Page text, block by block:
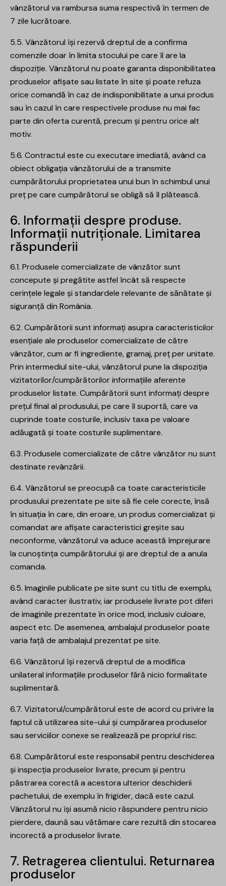
vânzătorul va rambursa suma respectivă în termen de
7 zile lucrătoare.
5.5. Vânzătorul își rezervă dreptul de a confirma
comenzile doar în limita stocului pe care îl are la
dispoziție. Vânzătorul nu poate garanta disponibilitatea
produselor afișate sau listate în site și poate refuza
orice comandă în caz de indisponibilitate a unui produs
sau în cazul în care respectivele produse nu mai fac
parte din oferta curentă, precum și pentru orice alt
motiv.
5.6. Contractul este cu executare imediată, având ca
obiect obligația vânzătorului de a transmite
cumpărătorului proprietatea unui bun în schimbul unui
preț pe care cumpărătorul se obligă să îl plătească.
6. Informații despre produse.
Informații nutriționale. Limitarea
răspunderii
6.1. Produsele comercializate de vânzător sunt
concepute și pregătite astfel încât să respecte
cerințele legale și standardele relevante de sănătate și
siguranță din România.
6.2. Cumpărătorii sunt informați asupra caracteristicilor
esențiale ale produselor comercializate de către
vânzător, cum ar fi ingrediente, gramaj, preț per unitate.
Prin intermediul site-ului, vânzătorul pune la dispoziția
vizitatorilor/cumpărătorilor informațiile aferente
produselor listate. Cumpărătorii sunt informați despre
prețul final al produsului, pe care îl suportă, care va
cuprinde toate costurile, inclusiv taxa pe valoare
adăugată și toate costurile suplimentare.
6.3. Produsele comercializate de către vânzător nu sunt
destinate revânzării.
6.4. Vânzătorul se preocupă ca toate caracteristicile
produsului prezentate pe site să fie cele corecte, însă
în situația în care, din eroare, un produs comercializat și
comandat are afișate caracteristici greșite sau
neconforme, vânzătorul va aduce această împrejurare
la cunoștința cumpărătorului și are dreptul de a anula
comanda.
6.5. Imaginile publicate pe site sunt cu titlu de exemplu,
având caracter ilustrativ, iar produsele livrate pot diferi
de imaginile prezentate în orice mod, inclusiv culoare,
aspect etc. De asemenea, ambalajul produselor poate
varia față de ambalajul prezentat pe site.
6.6. Vânzătorul își rezervă dreptul de a modifica
unilateral informațiile produselor fără nicio formalitate
suplimentară.
6.7. Vizitatorul/cumpărătorul este de acord cu privire la
faptul că utilizarea site-ului și cumpărarea produselor
sau serviciilor conexe se realizează pe propriul risc.
6.8. Cumpărătorul este responsabil pentru deschiderea
și inspecția produselor livrate, precum și pentru
păstrarea corectă a acestora ulterior deschiderii
pachetului, de exemplu în frigider, dacă este cazul.
Vânzătorul nu își asumă nicio răspundere pentru nicio
pierdere, daună sau vătămare care rezultă din stocarea
incorectă a produselor livrate.
7. Retragerea clientului. Returnarea
produselor